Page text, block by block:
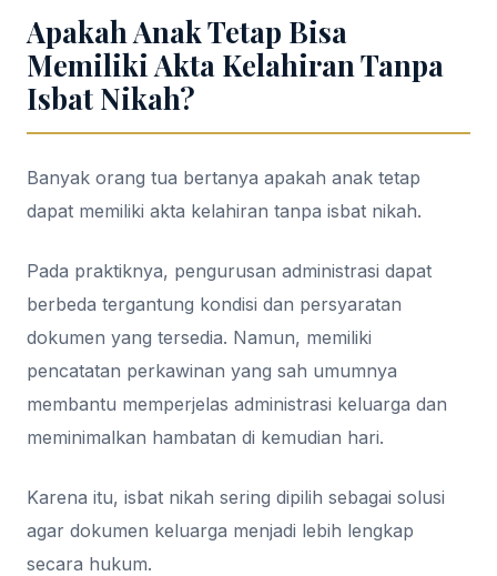
Apakah Anak Tetap Bisa
Memiliki Akta Kelahiran Tanpa
Isbat Nikah?
Banyak orang tua bertanya apakah anak tetap
dapat memiliki akta kelahiran tanpa isbat nikah.
Pada praktiknya, pengurusan administrasi dapat
berbeda tergantung kondisi dan persyaratan
dokumen yang tersedia. Namun, memiliki
pencatatan perkawinan yang sah umumnya
membantu memperjelas administrasi keluarga dan
meminimalkan hambatan di kemudian hari.
Karena itu, isbat nikah sering dipilih sebagai solusi
agar dokumen keluarga menjadi lebih lengkap
secara hukum.